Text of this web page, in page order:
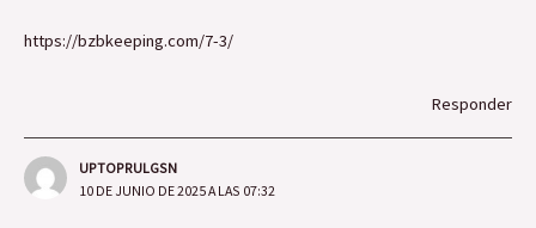
https://bzbkeeping.com/7-3/
Responder
UPTOPRULGSN
10 DE JUNIO DE 2025 A LAS 07:32